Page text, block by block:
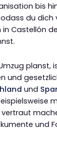
bis
du dich
in Castellón
planst,
und
und
und